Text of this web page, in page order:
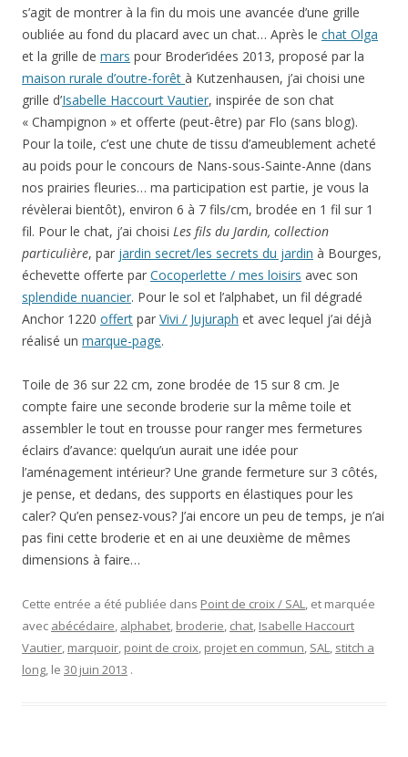
s’agit de montrer à la fin du mois une avancée d’une grille
oubliée au fond du placard avec un chat… Après le chat Olga
et la grille de mars pour Broder’idées 2013, proposé par la
maison rurale d’outre-forêt à Kutzenhausen, j’ai choisi une
grille d’Isabelle Haccourt Vautier, inspirée de son chat
« Champignon » et offerte (peut-être) par Flo (sans blog).
Pour la toile, c’est une chute de tissu d’ameublement acheté
au poids pour le concours de Nans-sous-Sainte-Anne (dans
nos prairies fleuries… ma participation est partie, je vous la
révèlerai bientôt), environ 6 à 7 fils/cm, brodée en 1 fil sur 1
fil. Pour le chat, j’ai choisi Les fils du Jardin, collection
particulière, par jardin secret/les secrets du jardin à Bourges,
échevette offerte par Cocoperlette / mes loisirs avec son
splendide nuancier. Pour le sol et l’alphabet, un fil dégradé
Anchor 1220 offert par Vivi / Jujuraph et avec lequel j’ai déjà
réalisé un marque-page.
Toile de 36 sur 22 cm, zone brodée de 15 sur 8 cm. Je
compte faire une seconde broderie sur la même toile et
assembler le tout en trousse pour ranger mes fermetures
éclairs d’avance: quelqu’un aurait une idée pour
l’aménagement intérieur? Une grande fermeture sur 3 côtés,
je pense, et dedans, des supports en élastiques pour les
caler? Qu’en pensez-vous? J’ai encore un peu de temps, je n’ai
pas fini cette broderie et en ai une deuxième de mêmes
dimensions à faire…
Cette entrée a été publiée dans Point de croix / SAL, et marquée
avec abécédaire, alphabet, broderie, chat, Isabelle Haccourt
Vautier, marquoir, point de croix, projet en commun, SAL, stitch a
long, le 30 juin 2013 .